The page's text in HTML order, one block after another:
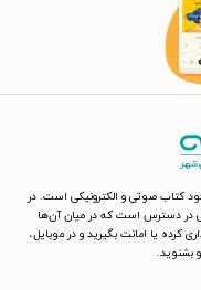
کتاب صوتی و الکترونیکی است. در
در دسترس است که در میان آن‌ها
کرده یا امانت بگیرید و در موبایل،
بشنوید.